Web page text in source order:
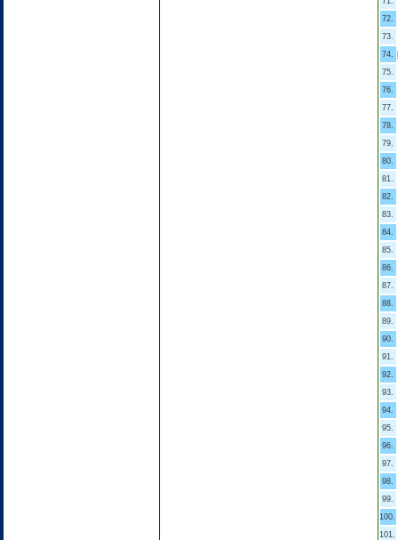
72.
73.
74.
75.
76.
77.
78.
79.
80.
81.
82.
83.
84.
85.
86.
87.
88.
89.
90.
91.
92.
93.
94.
95.
96.
97.
98.
99.
100.
101.